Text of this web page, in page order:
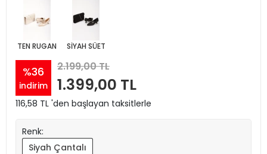
TEN RUGAN SİYAH SÜET
%36
indirim
2.199,00 TL
1.399,00 TL
116,58 TL 'den başlayan taksitlerle
Renk:
Siyah Çantalı